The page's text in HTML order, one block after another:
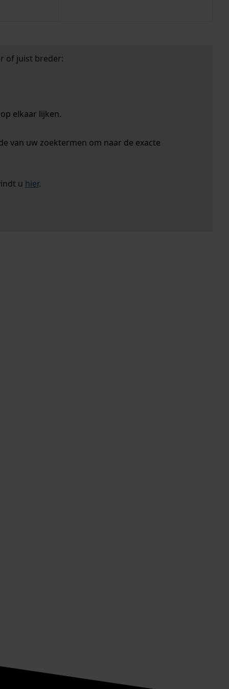
of juist breder:
elkaar lijken.
van uw zoektermen om naar de exacte
u hier.